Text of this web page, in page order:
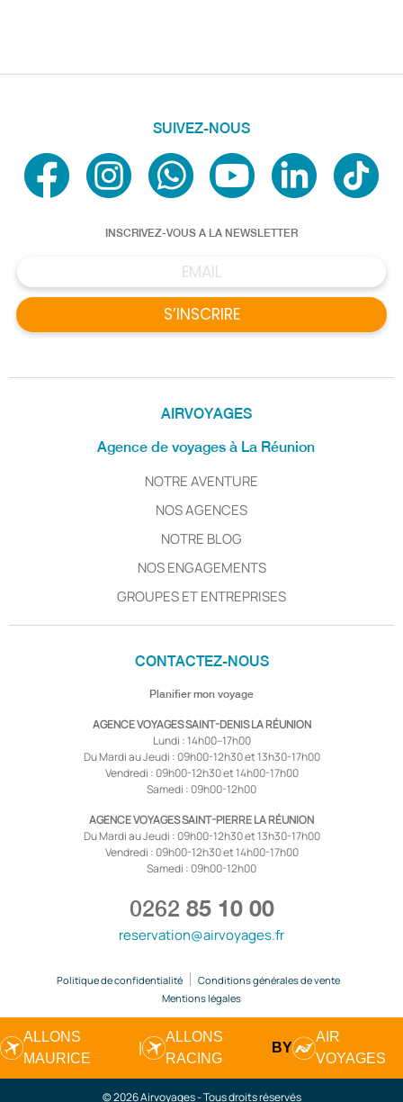
AIRVOYAGES
Agence de voyages à La Réunion
NOTRE AVENTURE
NOS AGENCES
NOTRE BLOG
NOS ENGAGEMENTS
GROUPES ET ENTREPRISES
SUIVEZ-NOUS
INSCRIVEZ-VOUS A LA NEWSLETTER
S’INSCRIRE
CONTACTEZ-NOUS
Planifier mon voyage
AGENCE VOYAGES SAINT-DENIS LA RÉUNION
Lundi : 14h00–17h00
Du Mardi au Jeudi : 09h00-12h30 et 13h30-17h00
Vendredi : 09h00-12h30 et 14h00-17h00
Samedi : 09h00-12h00
AGENCE VOYAGES SAINT-PIERRE LA RÉUNION
Du Mardi au Jeudi : 09h00-12h30 et 13h30-17h00
Vendredi : 09h00-12h30 et 14h00-17h00
Samedi : 09h00-12h00
0262 85 10 00
reservation@airvoyages.fr
Politique de confidentialité
Conditions générales de vente
Mentions légales
ALLONS
MAURICE
|
ALLONS
RACING
BY
AIR
VOYAGES
© 2026 Airvoyages - Tous droits réservés